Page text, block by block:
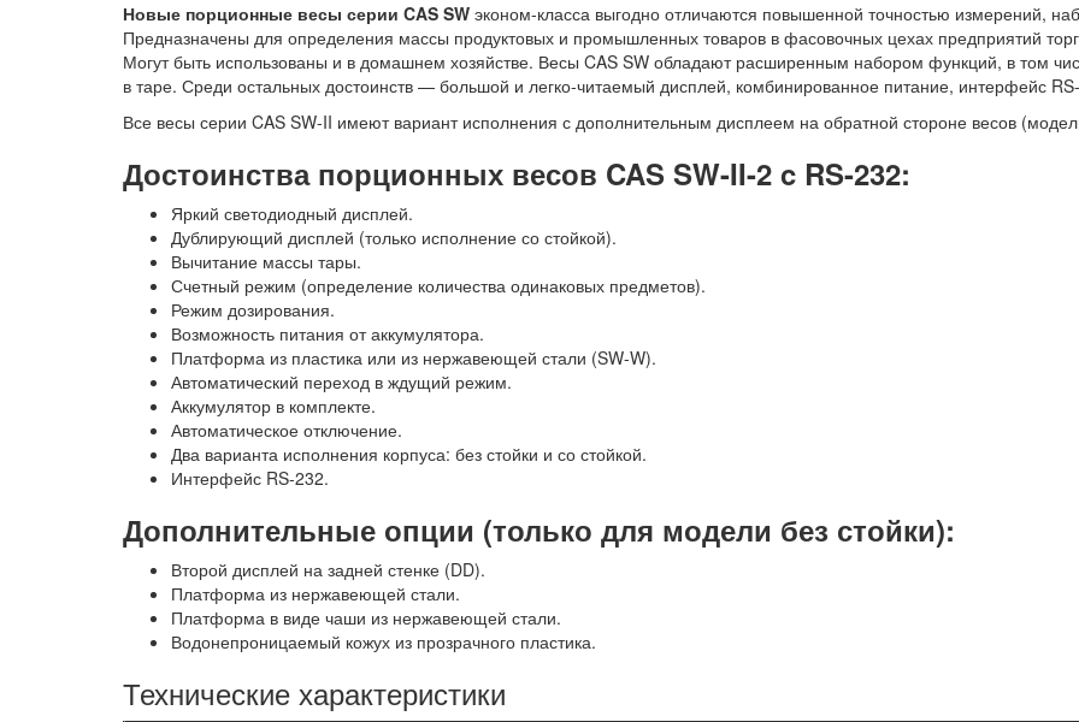
Новые порционные весы серии CAS SW эконом-класса выгодно отличаются повышенной точностью измерений,
Предназначены для определения массы продуктовых и промышленных товаров в фасовочных цехах предприятий
Могут быть использованы и в домашнем хозяйстве. Весы CAS SW обладают расширенным набором функций, в том
в таре. Среди остальных достоинств — большой и легко-читаемый дисплей, комбинированное питание, интерфейс
Все весы серии CAS SW-II имеют вариант исполнения с дополнительным дисплеем на обратной стороне весов
Достоинства порционных весов CAS SW-II-2 c RS-232:
Яркий светодиодный дисплей.
Дублирующий дисплей (только исполнение со стойкой).
Вычитание массы тары.
Счетный режим (определение количества одинаковых предметов).
Режим дозирования.
Возможность питания от аккумулятора.
Платформа из пластика или из нержавеющей стали (SW-W).
Автоматический переход в ждущий режим.
Аккумулятор в комплекте.
Автоматическое отключение.
Два варианта исполнения корпуса: без стойки и со стойкой.
Интерфейс RS-232.
Дополнительные опции (только для модели без стойки):
Второй дисплей на задней стенке (DD).
Платформа из нержавеющей стали.
Платформа в виде чаши из нержавеющей стали.
Водонепроницаемый кожух из прозрачного пластика.
Технические характеристики